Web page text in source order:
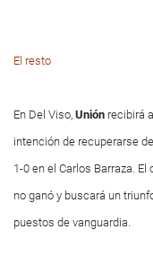
El resto
En Del Viso, Unión recibirá al
intención de recuperarse
1-0 en el Carlos Barraza.
no ganó y buscará un
puestos de vanguardia.